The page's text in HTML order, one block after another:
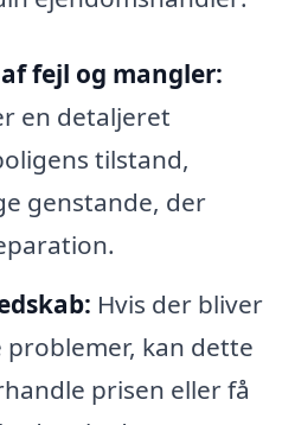
fejl og mangler:
en detaljeret
tilstand,
genstande, der
Hvis der bliver
kan dette
prisen eller få